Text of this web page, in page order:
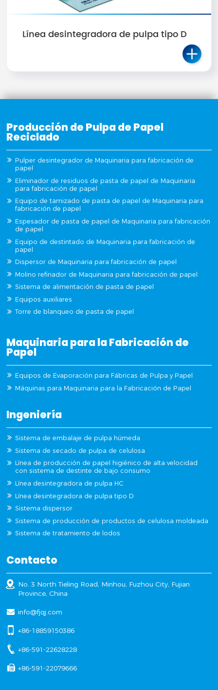
Línea desintegradora de pulpa tipo D
Producción de Pulpa de Papel
Reciclado
Pulper desintegrador de Maquinaria para fabricación de
papel
Eliminador de residuos de pasta de papel de Maquinaria
para fabricación de papel
Equipo de tamizado de pasta de papel de Maquinaria para
fabricación de papel
Espesador de pasta de papel de Maquinaria para fabricación
de papel
Equipo de destintado de Maquinaria para fabricación de
papel
Dispersor de Maquinaria para fabricación de papel
Molino refinador de Maquinaria para fabricación de papel
Sistema de alimentación de pasta de papel
Equipos auxiliares
Torre de blanqueo de pasta de papel
Maquinaria para la Fabricación de
Papel
Equipos de Evaporación para Fábricas de Pulpa y Papel
Máquinas para Maquinaria para la Fabricación de Papel
Ingeniería
Sistema de embalaje de pulpa húmeda
Sistema de secado de pulpa de celulosa
Línea de producción de papel higiénico de alta velocidad
con sistema de destinte de bajo consumo
Línea desintegradora de pulpa HC
Línea desintegradora de pulpa tipo D
Sistema dispersor
Sistema de producción de productos de celulosa moldeada
Sistema de tratamiento de lodos
Contacto
No. 3 North Tieling Road, Minhou, Fuzhou City, Fujian
Province, China
info@fjqj.com
+86-18859150386
+86-591-22628228
+86-591-22079666